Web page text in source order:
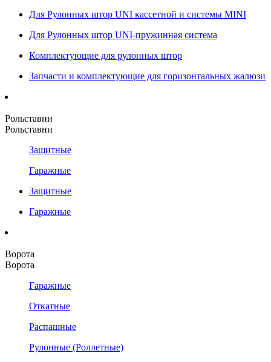
Для Рулонных штор UNI кассетной и системы MINI
Для Рулонных штор UNI-пружинная система
Комплектующие для рулонных штор
Запчасти и комплектующие для горизонтальных жалюзи
Рольставни
Рольставни
Защитные
Гаражные
Защитные
Гаражные
Ворота
Ворота
Гаражные
Откатные
Распашные
Рулонные (Роллетные)